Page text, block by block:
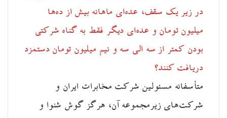
در زیر یک سقف، عده‌ای ماهانه بیش از ده‌ها
میلیون تومان و عده‌ای دیگر فقط به گناه شرکتی
بودن کمتر از سه الی سه و نیم میلیون تومان دستمزد
دریافت کنند؟
متأسفانه مسئولین شرکت مخابرات ایران و
شرکت‌های زیرمجموعه آن، هرگز گوش شنوا و